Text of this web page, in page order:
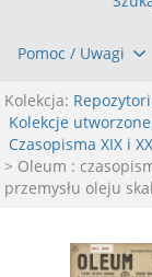
Pomoc / Uwagi
Kolekcja:
Kolekcje
Czasopisma XIX i
> Oleum :
przemysłu oleju